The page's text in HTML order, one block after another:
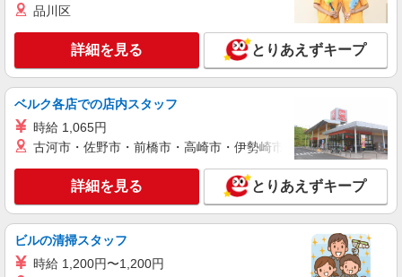
医療法人志匠会 練馬志匠会病院 （東京都練
馬区土支田1丁目13番20号）
キープ 詳細を見る
アルバイト
コンパスグループ・ジャパン株式会社 39379_p
NEW
調理補助【アルバイト・パート】
時給1,260円以上 試用期間中 時給1,260円以上
(試用期間2ヶ月) 残業が発生した場合、残業代を1
分単位で別途支給します。
9-9）
品川区
詳細を見る とりあえずキープ
ベルク各店での店内スタッフ
時給 1,065円
古河市・佐野市・前橋市・高崎市・伊勢崎市・太田市・館林市
詳細を見る とりあえずキープ
ビルの清掃スタッフ
時給 1,200円〜1,200円